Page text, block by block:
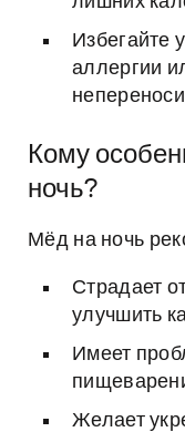
Избегайте
аллергии
Кому
ночь?
Мёд на ночь
Страдает
улучшить
Имеет
Желает